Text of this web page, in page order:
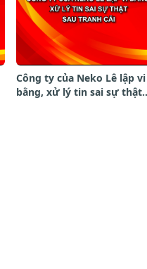
Công ty của Neko Lê lập vi
bằng, xử lý tin sai sự thật